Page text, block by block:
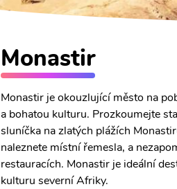
Monastir
Monastir je okouzlující město na
a bohatou kulturu. Prozkoumejte
sluníčka na zlatých plážích
naleznete místní řemesla, a
restauracích. Monastir je ideální
kulturu severní Afriky.